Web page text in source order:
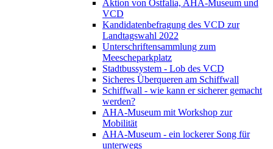
Aktion von Ostfalia, AHA-Museum und
VCD
Kandidatenbefragung des VCD zur
Landtagswahl 2022
Unterschriftensammlung zum
Meescheparkplatz
Stadtbussystem - Lob des VCD
Sicheres Überqueren am Schiffwall
Schiffwall - wie kann er sicherer gemacht
werden?
AHA-Museum mit Workshop zur
Mobilität
AHA-Museum - ein lockerer Song für
unterwegs